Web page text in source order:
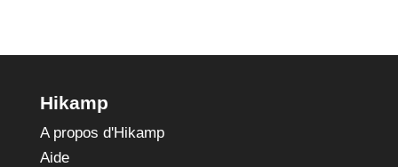
Hikamp
A propos d'Hikamp
Aide